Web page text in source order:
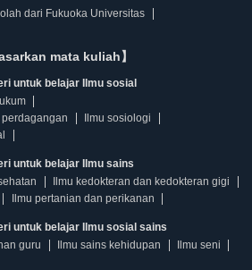
dari Fukuoka Universitas
mata kuliah】
untuk belajar Ilmu sosial
Ilmu sosiologi
untuk belajar Ilmu sains
Ilmu kedokteran dan kedokteran gigi
Ilmu pertanian dan perikanan
untuk belajar Ilmu sosial sains
guru
Ilmu sains kehidupan
Ilmu seni